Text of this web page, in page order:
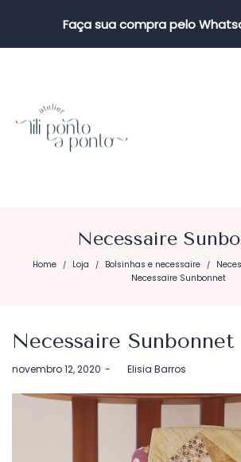
Faça sua compra pelo
Necessaire
Home / Loja / Bolsinhas e necessaire /
Necessaire Sunbonnet
Necessaire Sunbonnet
Postado
novembro 12, 2020 byElisia Barros